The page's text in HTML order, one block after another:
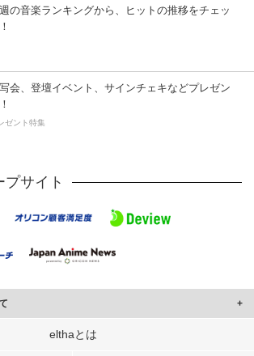
の音楽ランキングから、ヒットの推移をチェッ
会、登壇イベント、サインチェキなどプレゼン
ゼント特集
プサイト
を使用して、ユーザーに合わせたコンテンツや広告の
elthaとは